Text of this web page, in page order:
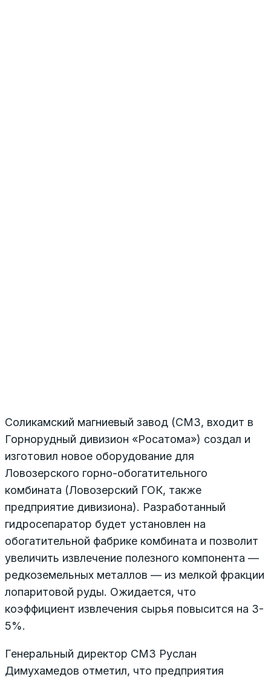
Соликамский магниевый завод (СМЗ, входит в
Горнорудный дивизион «Росатома») создал и
изготовил новое оборудование для
Ловозерского горно-обогатительного
комбината (Ловозерский ГОК, также
предприятие дивизиона). Разработанный
гидросепаратор будет установлен на
обогатительной фабрике комбината и позволит
увеличить извлечение полезного компонента —
редкоземельных металлов — из мелкой фракции
лопаритовой руды. Ожидается, что
коэффициент извлечения сырья повысится на 3-
5%.
Генеральный директор СМЗ Руслан
Димухамедов отметил, что предприятия